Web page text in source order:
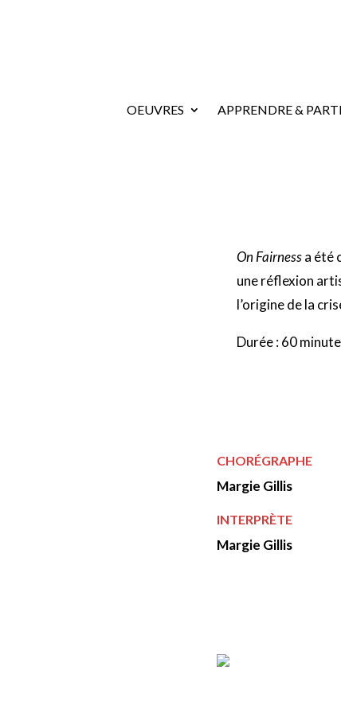
OEUVRES APPRENDRE &
On Fairnessa été
une réflexion
l’origine de la
Durée : 60
CHORÉGRAPHE
Margie Gillis
INTERPRÈTE
Margie Gillis